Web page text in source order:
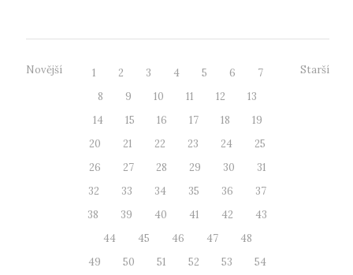
Novější 1 2 3 4 5 6
7
8
9 10 11 12
13
14
15 16 17 18
19
20
21 22 23 24
25
26
27 28 29 30
31
32
33 34 35 36
37
38
39 40 41 42
43
44
45 46 47
48
49
50 51 52 53
54
Starší